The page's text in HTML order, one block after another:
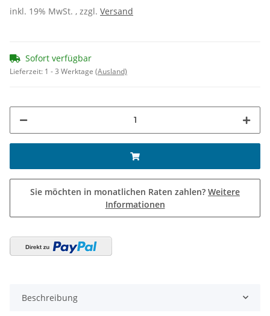
inkl. 19% MwSt. , zzgl. Versand
Sofort verfügbar
Lieferzeit: 1 - 3 Werktage (Ausland)
Sie möchten in monatlichen Raten zahlen? Weitere
Informationen
Beschreibung